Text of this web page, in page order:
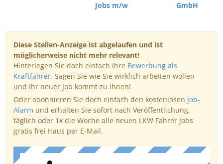
Jobs m/w
GmbH
Diese Stellen-Anzeige ist abgelaufen und ist
möglicherweise nicht mehr relevant!
Hinterlegen Sie doch einfach Ihre Bewerbung als
Kraftfahrer. Sagen Sie wie Sie wirklich arbeiten wollen
und Ihr neuer Job kommt zu Ihnen!
Oder abonnieren Sie doch einfach den kostenlosen Job-
Alarm und erhalten Sie sofort nach Veröffentlichung,
täglich oder 1x die Woche alle neuen LKW Fahrer Jobs
gratis frei Haus per E-Mail.